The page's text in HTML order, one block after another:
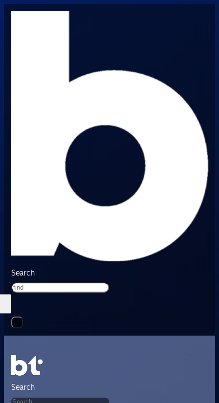
Search
Search